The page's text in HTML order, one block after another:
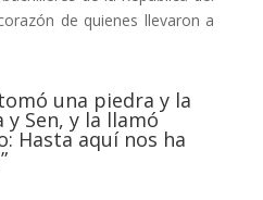
de quienes llevaron a
una piedra y la
Sen, y la llamó
Hasta aquí nos ha
”